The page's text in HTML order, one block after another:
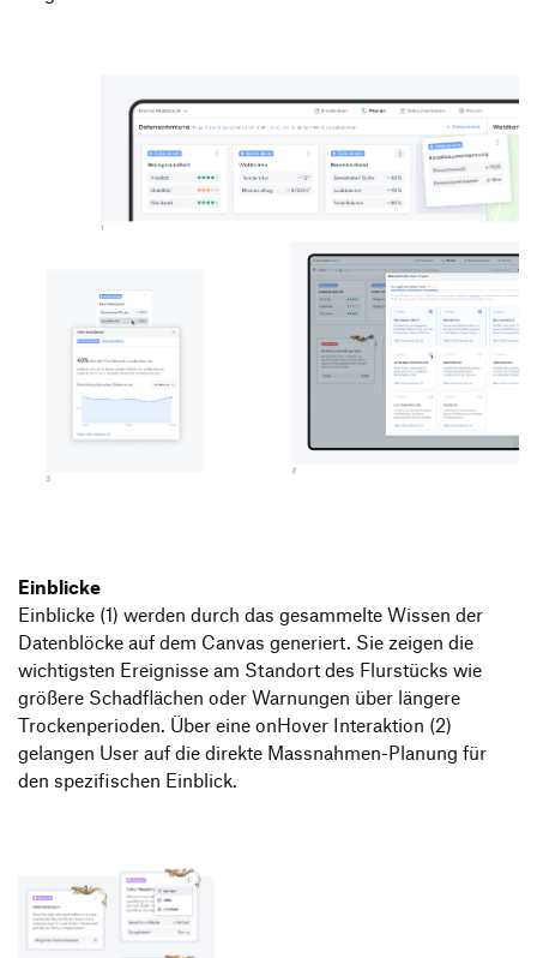
Einblicke
Einblicke (1) werden durch das gesammelte Wissen der
Datenblöcke auf dem Canvas generiert. Sie zeigen die
wichtigsten Ereignisse am Standort des Flurstücks wie
größere Schadflächen oder Warnungen über längere
Trockenperioden. Über eine onHover Interaktion (2)
gelangen User auf die direkte Massnahmen-Planung für
den spezifischen Einblick.